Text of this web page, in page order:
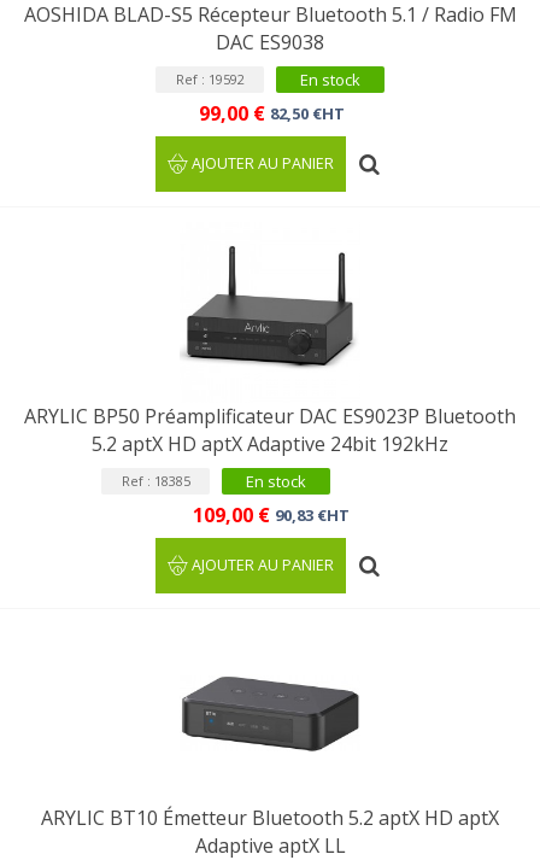
AOSHIDA BLAD-S5 Récepteur Bluetooth 5.1 / Radio FM
DAC ES9038
Ref : 19592 En stock
99,00 € 82,50 €HT
AJOUTER AU PANIER
ARYLIC BP50 Préamplificateur DAC ES9023P Bluetooth
5.2 aptX HD aptX Adaptive 24bit 192kHz
Ref : 18385 En stock
109,00 € 90,83 €HT
AJOUTER AU PANIER
ARYLIC BT10 Émetteur Bluetooth 5.2 aptX HD aptX
Adaptive aptX LL